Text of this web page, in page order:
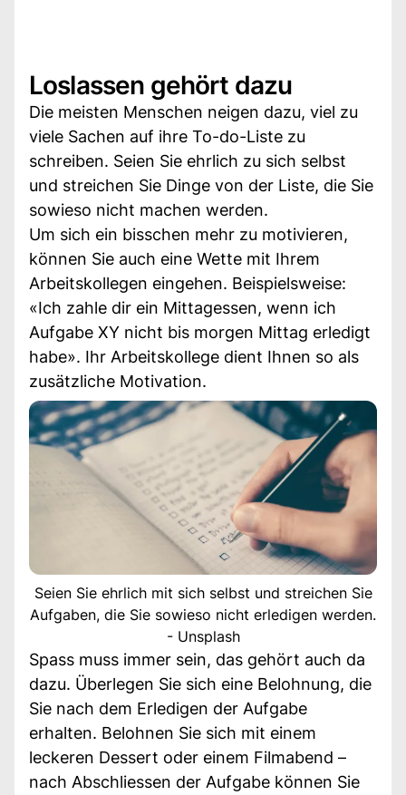
Loslassen gehört dazu
Die meisten Menschen neigen dazu, viel zu
viele Sachen auf ihre To-do-Liste zu
schreiben. Seien Sie ehrlich zu sich selbst
und streichen Sie Dinge von der Liste, die Sie
sowieso nicht machen werden.
Um sich ein bisschen mehr zu motivieren,
können Sie auch eine Wette mit Ihrem
Arbeitskollegen eingehen. Beispielsweise:
«Ich zahle dir ein Mittagessen, wenn ich
Aufgabe XY nicht bis morgen Mittag erledigt
habe». Ihr Arbeitskollege dient Ihnen so als
zusätzliche Motivation.
Seien Sie ehrlich mit sich selbst und streichen Sie
Aufgaben, die Sie sowieso nicht erledigen werden.
- Unsplash
Spass muss immer sein, das gehört auch da
dazu. Überlegen Sie sich eine Belohnung, die
Sie nach dem Erledigen der Aufgabe
erhalten. Belohnen Sie sich mit einem
leckeren Dessert oder einem Filmabend –
nach Abschliessen der Aufgabe können Sie